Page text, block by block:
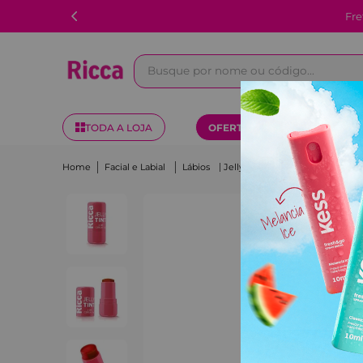
Busque por nome ou código...
TODA A LOJA OFERTAS KITS
Facial e Labial Lábios Jelly Tint Cereja Ricca